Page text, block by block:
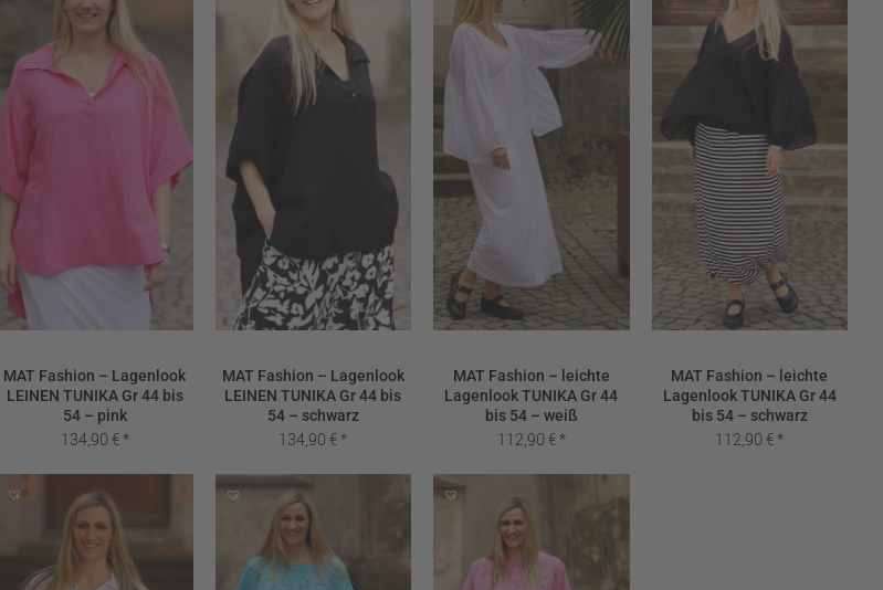
MAT Fashion – Lagenlook
LEINEN TUNIKA Gr 44 bis
54 – pink
134,90 €
MAT Fashion – Lagenlook
LEINEN TUNIKA Gr 44 bis
54 – schwarz
134,90€
MAT Fashion – leichte
Lagenlook TUNIKA Gr 44
bis 54 – weiß
112,90 €
MAT Fashion – leichte
Lagenlook TUNIKA Gr 44
bis 54 – schwarz
112,90€